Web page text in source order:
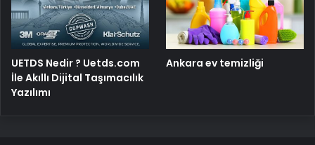
UETDS Nedir ? Uetds.com
İle Akıllı Dijital Taşımacılık
Yazılımı
Ankara ev temizliği